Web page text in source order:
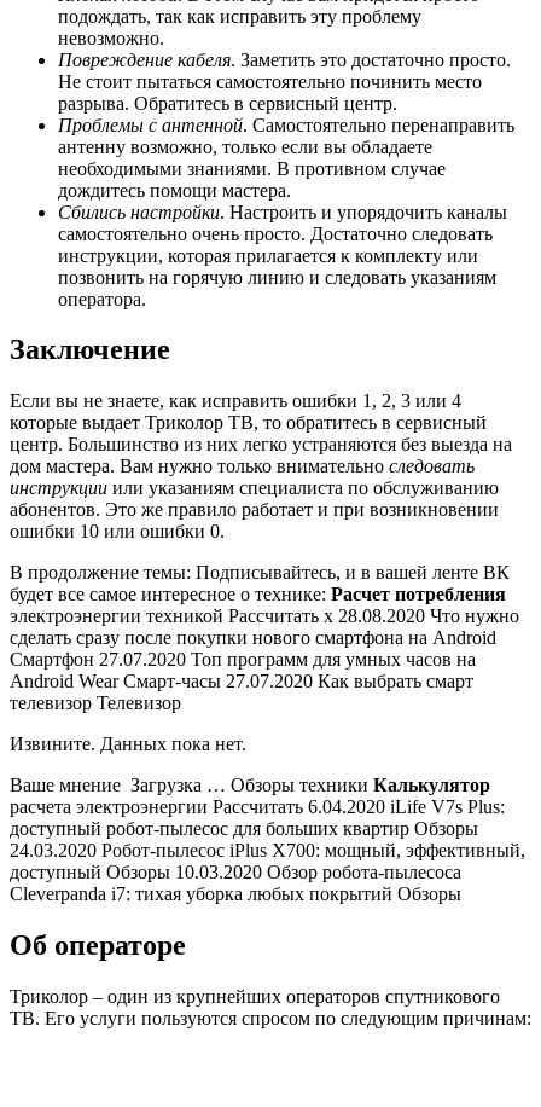
подождать, так как исправить эту проблему
невозможно.
Повреждение кабеля. Заметить это достаточно просто.
Не стоит пытаться самостоятельно починить место
разрыва. Обратитесь в сервисный центр.
Проблемы с антенной. Самостоятельно перенаправить
антенну возможно, только если вы обладаете
необходимыми знаниями. В противном случае
дождитесь помощи мастера.
Сбились настройки. Настроить и упорядочить каналы
самостоятельно очень просто. Достаточно следовать
инструкции, которая прилагается к комплекту или
позвонить на горячую линию и следовать указаниям
оператора.
Заключение
Если вы не знаете, как исправить ошибки 1, 2, 3 или 4
которые выдает Триколор ТВ, то обратитесь в сервисный
центр. Большинство из них легко устраняются без выезда на
дом мастера. Вам нужно только внимательно следовать
инструкции или указаниям специалиста по обслуживанию
абонентов. Это же правило работает и при возникновении
ошибки 10 или ошибки 0.
В продолжение темы: Подписывайтесь, и в вашей ленте ВК
будет все самое интересное о технике: Расчет потребления
электроэнергии техникой Рассчитать x 28.08.2020 Что нужно
сделать сразу после покупки нового смартфона на Android
Смартфон 27.07.2020 Топ программ для умных часов на
Android Wear Смарт-часы 27.07.2020 Как выбрать смарт
телевизоp Телевизор
Извините. Данных пока нет.
Ваше мнение Загрузка … Обзоры техники Калькулятор
расчета электроэнергии Рассчитать 6.04.2020 iLife V7s Plus:
доступный робот-пылесос для больших квартир Обзоры
24.03.2020 Робот-пылесос iPlus X700: мощный, эффективный,
доступный Обзоры 10.03.2020 Обзор робота-пылесоса
Cleverpanda i7: тихая уборка любых покрытий Обзоры
Об операторе
Триколор – один из крупнейших операторов спутникового
ТВ. Его услуги пользуются спросом по следующим причинам: